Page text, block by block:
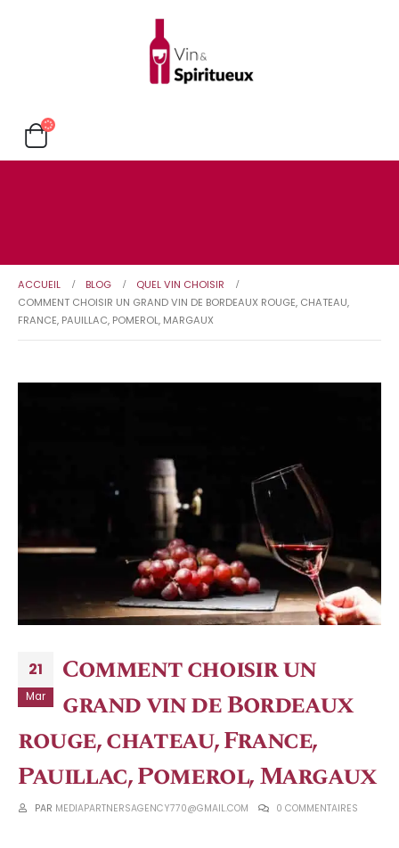
ACCUEIL BLOG
QUEL VIN CHOISIR
COMMENT CHOISIR UN GRAND VIN DE BORDEAUX ROUGE, CHATEAU,
FRANCE, PAUILLAC, POMEROL, MARGAUX
21
Mar
Comment choisir un
grand vin de Bordeaux
rouge, chateau, France,
Pauillac, Pomerol, Margaux
PAR MEDIAPARTNERSAGENCY770@GMAIL.COM 0 COMMENTAIRES